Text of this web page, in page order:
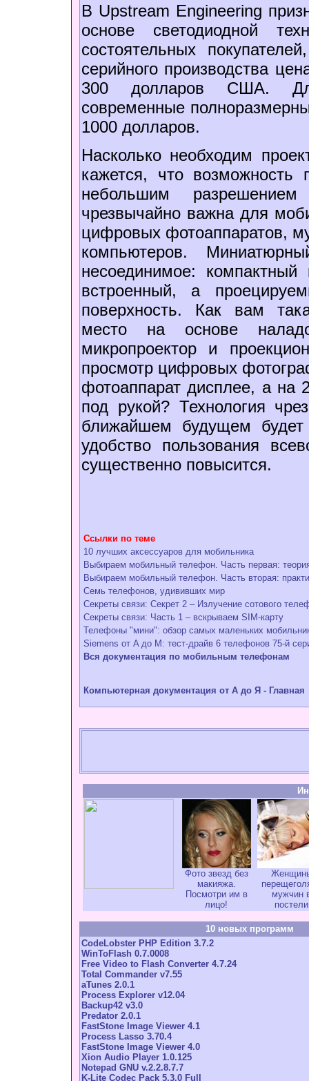
В Upstream Engineering
основе светодиодной
состоятельных
серийного производства
300 долларов США.
современные
1000 долларов.
Насколько необходим
кажется, что возможность
небольшим
чрезвычайно важна для
цифровых фотоаппаратов,
компьютеров.
несоединимое:
встроенный, а
поверхность. Как вам
место на основе
микропроектор и
просмотр цифровых
фотоаппарат дисплее, а на
под рукой? Технология
ближайшем будущем
удобство пользования
существенно повысится.
Ссылки по теме
10 лучших аксессуаров для мобильника
Выбираем мобильный телефон. Часть первая:
Выбираем мобильный телефон. Часть вторая:
Семь телефонов, удививших мир
Секреты связи: Секрет 2 – Излучение сотового
Секреты связи: Часть 1 – вскрываем SIM-карту
Телефоны "мини": обзор самых маленьких
Siemens от A до M: тест-драйв 6 телефонов 75-й
Вся документация по мобильным телефонам
Компьютерная документация от А до Я - Главная
Фото звезд без
макияжа.
Посмотри им в
лицо!
мужчин
постели
10 новых программ
CodeLobster PHP Edition 3.7.2
WinToFlash 0.7.0008
Free Video to Flash Converter 4.7.24
Total Commander v7.55
aTunes 2.0.1
Process Explorer v12.04
Backup42 v3.0
Predator 2.0.1
FastStone Image Viewer 4.1
Process Lasso 3.70.4
FastStone Image Viewer 4.0
Xion Audio Player 1.0.125
Notepad GNU v.2.2.8.7.7
K-Lite Codec Pack 5.3.0 Full